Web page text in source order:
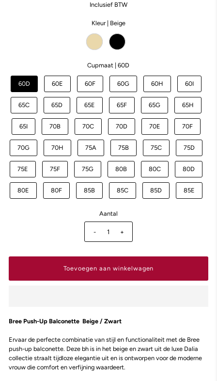
Inclusief BTW
Kleur | Beige
Cupmaat |60D
60D 60E 60F 60G 60H 60I
65C 65D 65E 65F 65G 65H
65I 70B 70C 70D 70E 70F
70G 70H 75A 75B 75C 75D
75E 75F 75G 80B 80C 80D
80E 80F 85B 85C 85D 85E
Aantal
- +
Bree Push-Up Balconette Beige / Zwart
Ervaar de perfecte combinatie van stijl en functionaliteit met de Bree
push-up balconette. Deze bh is in het beige en zwart uit de luxe Dalia
collectie straalt tijdloze elegantie uit en is ontworpen voor de moderne
vrouw die comfort en verfijning waardeert.